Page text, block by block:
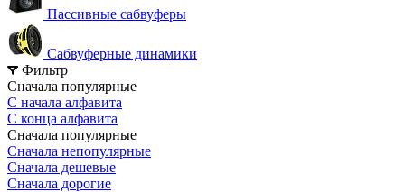
Пассивные сабвуферы
Сабвуферные динамики
Фильтр
Сначала популярные
С начала алфавита
С конца алфавита
Сначала популярные
Сначала непопулярные
Сначала дешевые
Сначала дорогие